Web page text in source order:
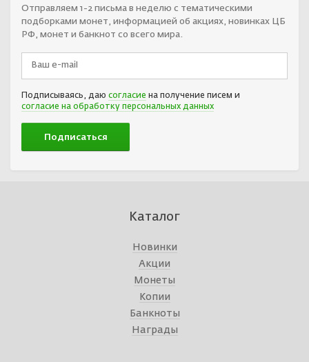
Отправляем 1-2 письма в неделю с тематическими
подборками монет, информацией об акциях, новинках ЦБ
РФ, монет и банкнот со всего мира.
Подписываясь, даю согласие на получение писем и
согласие на обработку персональных данных
Каталог
Новинки
Акции
Монеты
Копии
Банкноты
Награды